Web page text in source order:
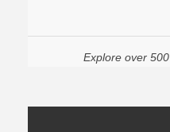
Explore over